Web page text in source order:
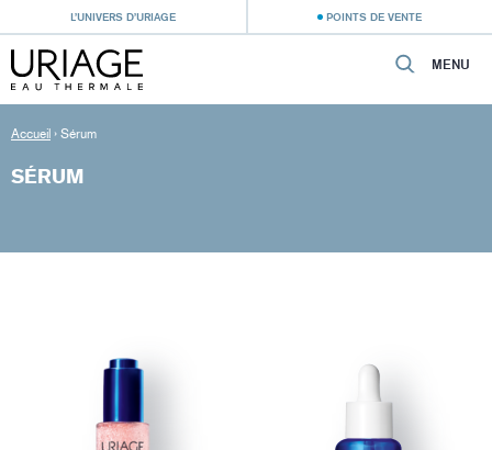
L’UNIVERS D’URIAGE POINTS DE VENTE
MENU
Accueil › Sérum
SÉRUM